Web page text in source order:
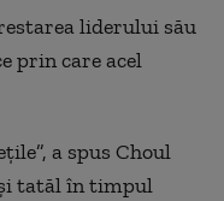
liderului său
prin care acel
a spus Choul
tatăl în timpul